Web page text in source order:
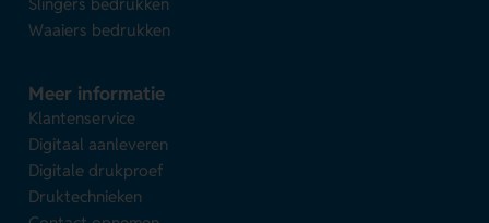
Waaiers bedrukken
Meer informatie
Klantenservice
Digitaal aanleveren
Digitale drukproef
Druktechnieken